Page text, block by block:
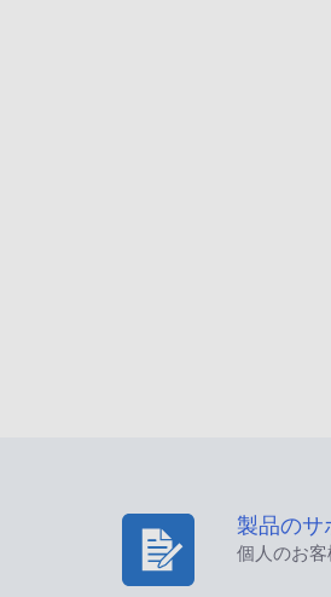
製品のサ
個人のお